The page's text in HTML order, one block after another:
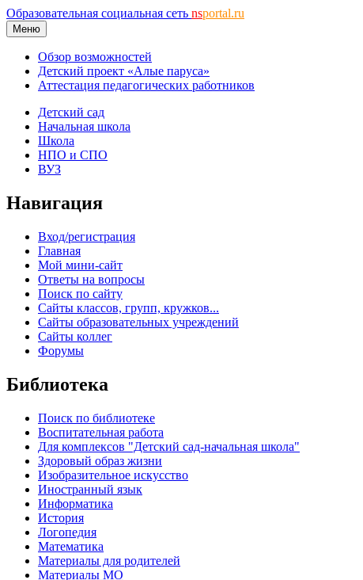
Образовательная социальная сеть nsportal.ru
Меню
Обзор возможностей
Детский проект «Алые паруса»
Аттестация педагогических работников
Детский сад
Начальная школа
Школа
НПО и СПО
ВУЗ
Навигация
Вход/регистрация
Главная
Мой мини-сайт
Ответы на вопросы
Поиск по сайту
Сайты классов, групп, кружков...
Сайты образовательных учреждений
Сайты коллег
Форумы
Библиотека
Поиск по библиотеке
Воспитательная работа
Для комплексов "Детский сад-начальная школа"
Здоровый образ жизни
Изобразительное искусство
Иностранный язык
Информатика
История
Логопедия
Математика
Материалы для родителей
Материалы МО